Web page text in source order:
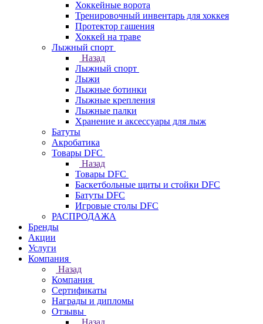
Хоккейные ворота
Тренировочный инвентарь для хоккея
Протектор гашения
Хоккей на траве
Лыжный спорт
Назад
Лыжный спорт
Лыжи
Лыжные ботинки
Лыжные крепления
Лыжные палки
Хранение и аксессуары для лыж
Батуты
Акробатика
Товары DFC
Назад
Товары DFC
Баскетбольные щиты и стойки DFC
Батуты DFC
Игровые столы DFC
РАСПРОДАЖА
Бренды
Акции
Услуги
Компания
Назад
Компания
Сертификаты
Награды и дипломы
Отзывы
Назад